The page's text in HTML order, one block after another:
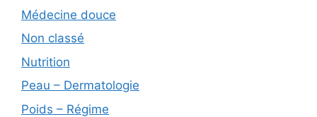
Médecine douce
Non classé
Nutrition
Peau – Dermatologie
Poids – Régime